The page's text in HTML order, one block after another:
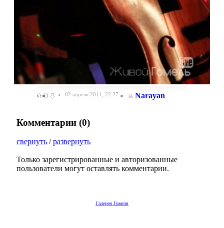
0 02 апреля 2011, 22:27 Narayan
Комментарии (0)
свернуть /развернуть
Только зарегистрированные и авторизованные
пользователи могут оставлять комментарии.
Галерея Гомеля